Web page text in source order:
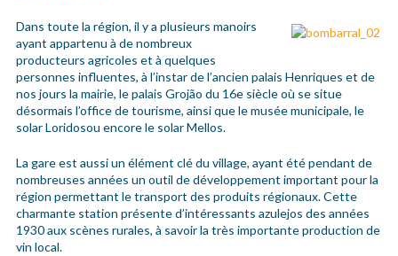
Dans toute la région, il y a plusieurs manoirs
ayant appartenu à de nombreux
producteurs agricoles et à quelques
personnes influentes, à l’instar de l’ancien palais Henriques et de
nos jours la mairie, le palais Grojão du 16e siècle où se situe
désormais l’office de tourisme, ainsi que le musée municipale, le
solar Loridosou encore le solar Mellos.
La gare est aussi un élément clé du village, ayant été pendant de
nombreuses années un outil de développement important pour la
région permettant le transport des produits régionaux. Cette
charmante station présente d’intéressants azulejos des années
1930 aux scènes rurales, à savoir la très importante production de
vin local.